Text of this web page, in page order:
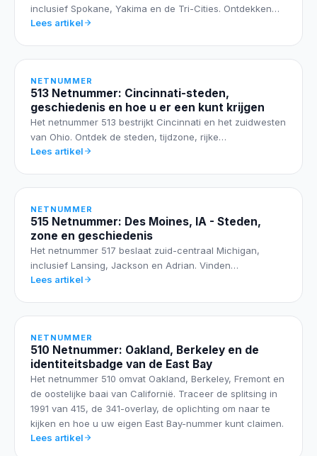
inclusief Spokane, Yakima en de Tri-Cities. Ontdekken…
Lees artikel
NETNUMMER
513 Netnummer: Cincinnati-steden,
geschiedenis en hoe u er een kunt krijgen
Het netnummer 513 bestrijkt Cincinnati en het zuidwesten
van Ohio. Ontdek de steden, tijdzone, rijke…
Lees artikel
NETNUMMER
515 Netnummer: Des Moines, IA - Steden,
zone en geschiedenis
Het netnummer 517 beslaat zuid-centraal Michigan,
inclusief Lansing, Jackson en Adrian. Vinden…
Lees artikel
NETNUMMER
510 Netnummer: Oakland, Berkeley en de
identiteitsbadge van de East Bay
Het netnummer 510 omvat Oakland, Berkeley, Fremont en
de oostelijke baai van Californië. Traceer de splitsing in
1991 van 415, de 341-overlay, de oplichting om naar te
kijken en hoe u uw eigen East Bay-nummer kunt claimen.
Lees artikel